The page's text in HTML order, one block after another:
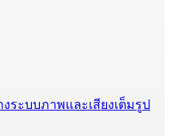
งระบบภาพและเสียงเต็มรูป